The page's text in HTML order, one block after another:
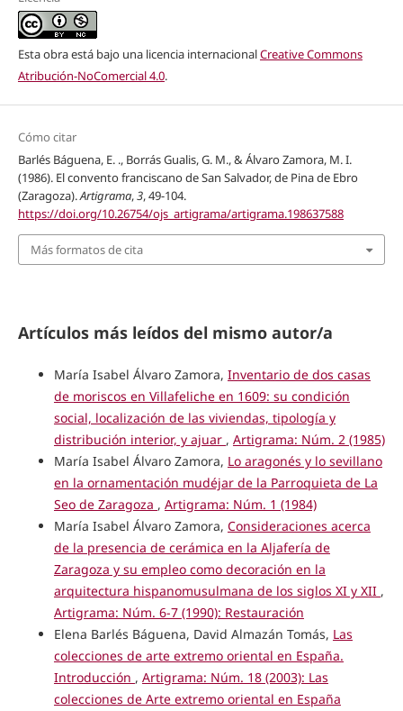
Esta obra está bajo una licencia internacionalCreative Commons
Atribución-NoComercial 4.0.
Cómo citar
Barlés Báguena, E. ., Borrás Gualis, G. M., & Álvaro Zamora, M. I.
(1986). El convento franciscano de San Salvador, de Pina de Ebro
(Zaragoza).Artigrama,3, 49-104.
https://doi.org/10.26754/ojs_artigrama/artigrama.198637588
Más formatos de cita
Artículos más leídos del mismo autor/a
María Isabel Álvaro Zamora, Inventario de dos casas
de moriscos en Villafeliche en 1609: su condición
social, localización de las viviendas, tipología y
distribución interior, y ajuar , Artigrama: Núm. 2 (1985)
María Isabel Álvaro Zamora, Lo aragonés y lo sevillano
en la ornamentación mudéjar de la Parroquieta de La
Seo de Zaragoza , Artigrama: Núm. 1 (1984)
María Isabel Álvaro Zamora, Consideraciones acerca
de la presencia de cerámica en la Aljafería de
Zaragoza y su empleo como decoración en la
arquitectura hispanomusulmana de los siglos XI y XII ,
Artigrama: Núm. 6-7 (1990): Restauración
Elena Barlés Báguena, David Almazán Tomás, Las
colecciones de arte extremo oriental en España.
Introducción , Artigrama: Núm. 18 (2003): Las
colecciones de Arte extremo oriental en España